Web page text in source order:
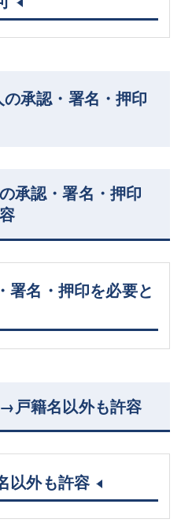
承認・署名・押印
承認・署名・押印
署名・押印を必要と
→戸籍名以外も許容
以外も許容